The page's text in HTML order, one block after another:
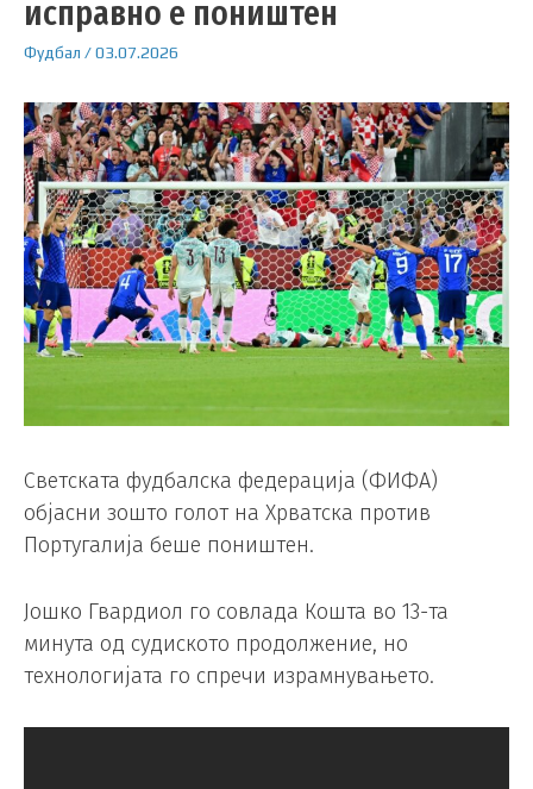
исправно е поништен
Фудбал /03.07.2026
Светската фудбалска федерација (ФИФА)
објасни зошто голот на Хрватска против
Португалија беше поништен.
Јошко Гвардиол го совлада Кошта во 13-та
минута од судиското продолжение, но
технологијата го спречи израмнувањето.